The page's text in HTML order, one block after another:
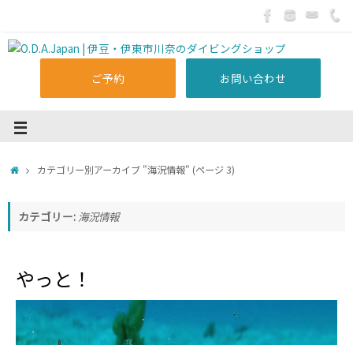
ご予約 お問い合わせ
カテゴリー別アーカイブ "海況情報" (ページ 3)
カテゴリー: 海況情報
やっと！